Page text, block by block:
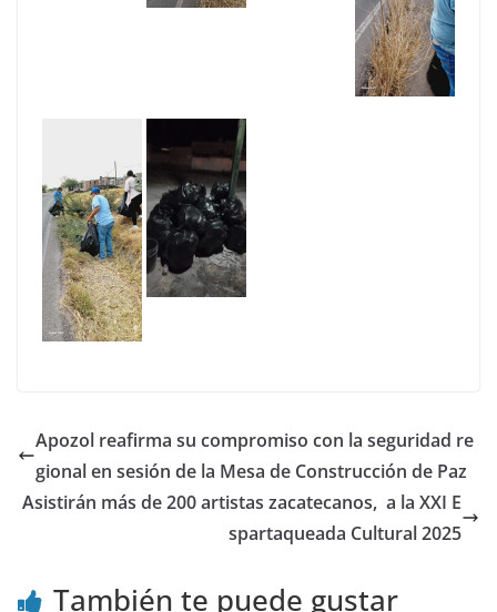
Apozol reafirma su compromiso con la seguridad re
gional en sesión de la Mesa de Construcción de Paz
Asistirán más de 200 artistas zacatecanos, a la XXI E
spartaqueada Cultural 2025
También te puede gustar